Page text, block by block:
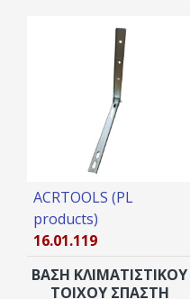
ACRTOOLS (PL
products)
16.01.119
ΒΑΣΗ ΚΛΙΜΑΤΙΣΤΙΚΟΥ
ΤΟΙΧΟΥ ΣΠΑΣΤΗ